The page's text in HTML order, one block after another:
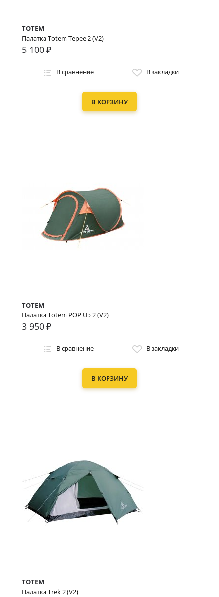
TOTEM
Палатка Totem Tepee 2 (V2)
5 100 ₽
В сравнение В закладки
В КОРЗИНУ
TOTEM
Палатка Totem POP Up 2 (V2)
3 950 ₽
В сравнение В закладки
В КОРЗИНУ
TOTEM
Палатка Trek 2 (V2)